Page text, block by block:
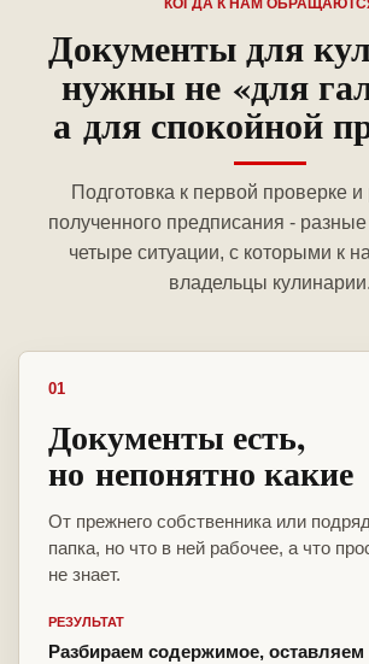
КОГДА К НАМ
Документы для
нужны не «для
а для спокойной
Подготовка к первой проверке
полученного предписания -
четыре ситуации, с которыми к
владельцы кулинарии.
01
Документы есть,
но непонятно какие
От прежнего собственника или
папка, но что в ней рабочее, а что
не знает.
РЕЗУЛЬТАТ
Разбираем содержимое, оставляем